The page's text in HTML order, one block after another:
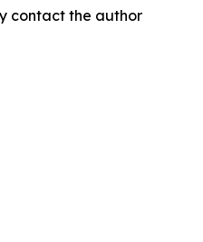
contact the author